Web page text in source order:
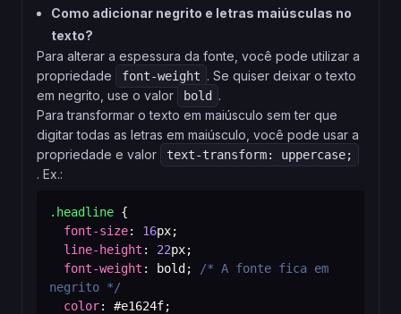
Como adicionar negrito e letras maiúsculas no
texto?
Para alterar a espessura da fonte, você pode utilizar a
propriedade
font-weight . Se quiser deixar o texto
em negrito, use o valor
bold
.
Para transformar o texto em maiúsculo sem ter que
digitar todas as letras em maiúsculo, você pode usar a
propriedade e valor
text-transform: uppercase;
. Ex.:
.headline {
font-size: 16px;
line-height : 22px;
font-weight : bold ;
/* A fonte fica em
negrito */
color: #e1624f;